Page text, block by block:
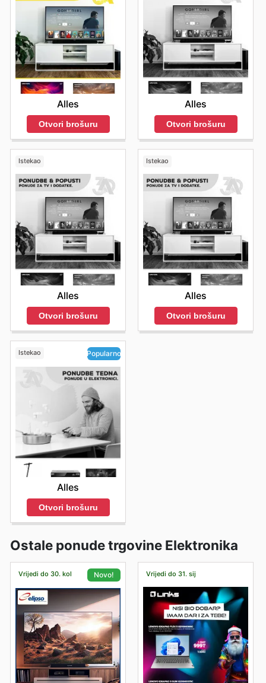
Alles
Otvori brošuru
Alles
Otvori brošuru
Istekao
Alles
Otvori brošuru
Istekao
Alles
Otvori brošuru
Istekao Popularno
Alles
Otvori brošuru
Ostale ponude trgovine Elektronika
Vrijedi do 30. kol Novo! Vrijedi do 31. sij